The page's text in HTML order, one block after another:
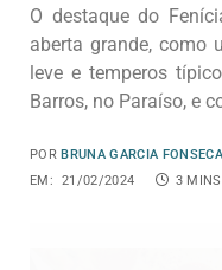
O destaque do
aberta grande, como
leve e temperos
Barros, no Paraíso, e
POR BRUNA GARCIA FONSECA
EM:
21/02/2024 3